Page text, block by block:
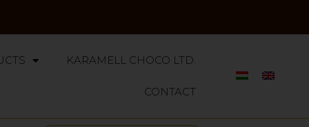
KARAMELL CHOCO LTD.
CONTACT